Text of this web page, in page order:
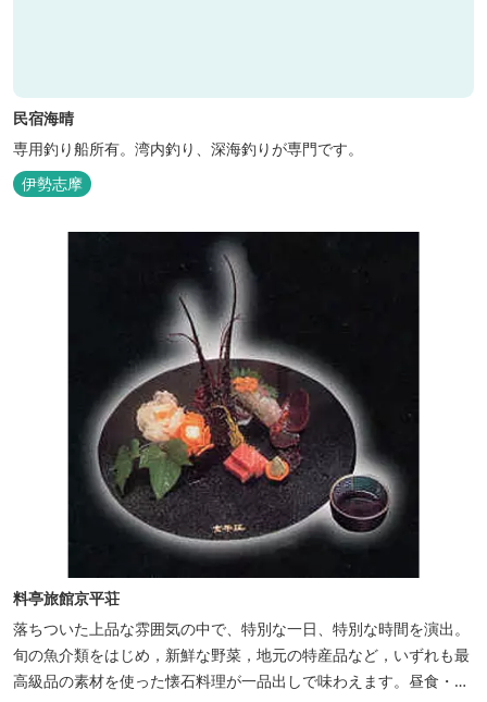
民宿海晴
専用釣り船所有。湾内釣り、深海釣りが専門です。
伊勢志摩
料亭旅館京平荘
落ちついた上品な雰囲気の中で、特別な一日、特別な時間を演出。
旬の魚介類をはじめ，新鮮な野菜，地元の特産品など，いずれも最
高級品の素材を使った懐石料理が一品出しで味わえます。昼食・夕